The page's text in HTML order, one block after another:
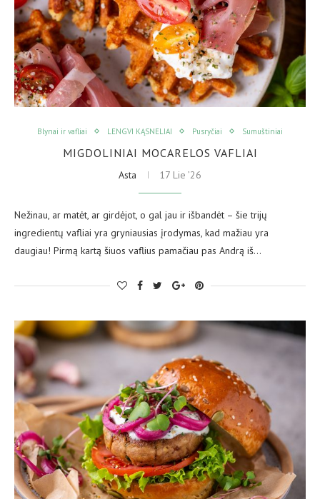
Blynai ir vafliai LENGVI KĄSNELIAI Pusryčiai Sumuštiniai
MIGDOLINIAI MOCARELOS VAFLIAI
Asta 17 Lie ’26
Nežinau, ar matėt, ar girdėjot, o gal jau ir išbandėt – šie trijų
ingredientų vafliai yra gryniausias įrodymas, kad mažiau yra
daugiau! Pirmą kartą šiuos vaflius pamačiau pas Andrą iš…